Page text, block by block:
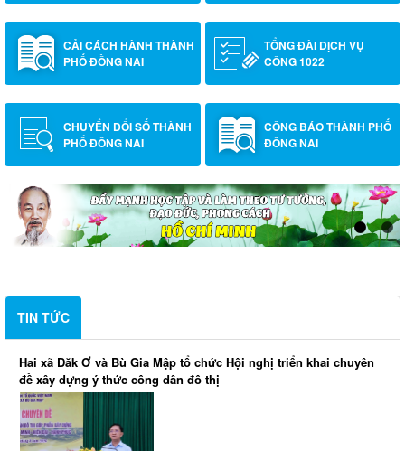
CẢI CÁCH HÀNH THÀNH
PHỐ ĐỒNG NAI
TỔNG ĐÀI DỊCH VỤ
CÔNG 1022
CHUYỂN ĐỔI SỐ THÀNH
PHỐ ĐỒNG NAI
CÔNG BÁO THÀNH PHỐ
ĐỒNG NAI
TIN TỨC
Hai xã Đăk Ơ và Bù Gia Mập tổ chức Hội nghị triển khai chuyên
đề xây dựng ý thức công dân đô thị